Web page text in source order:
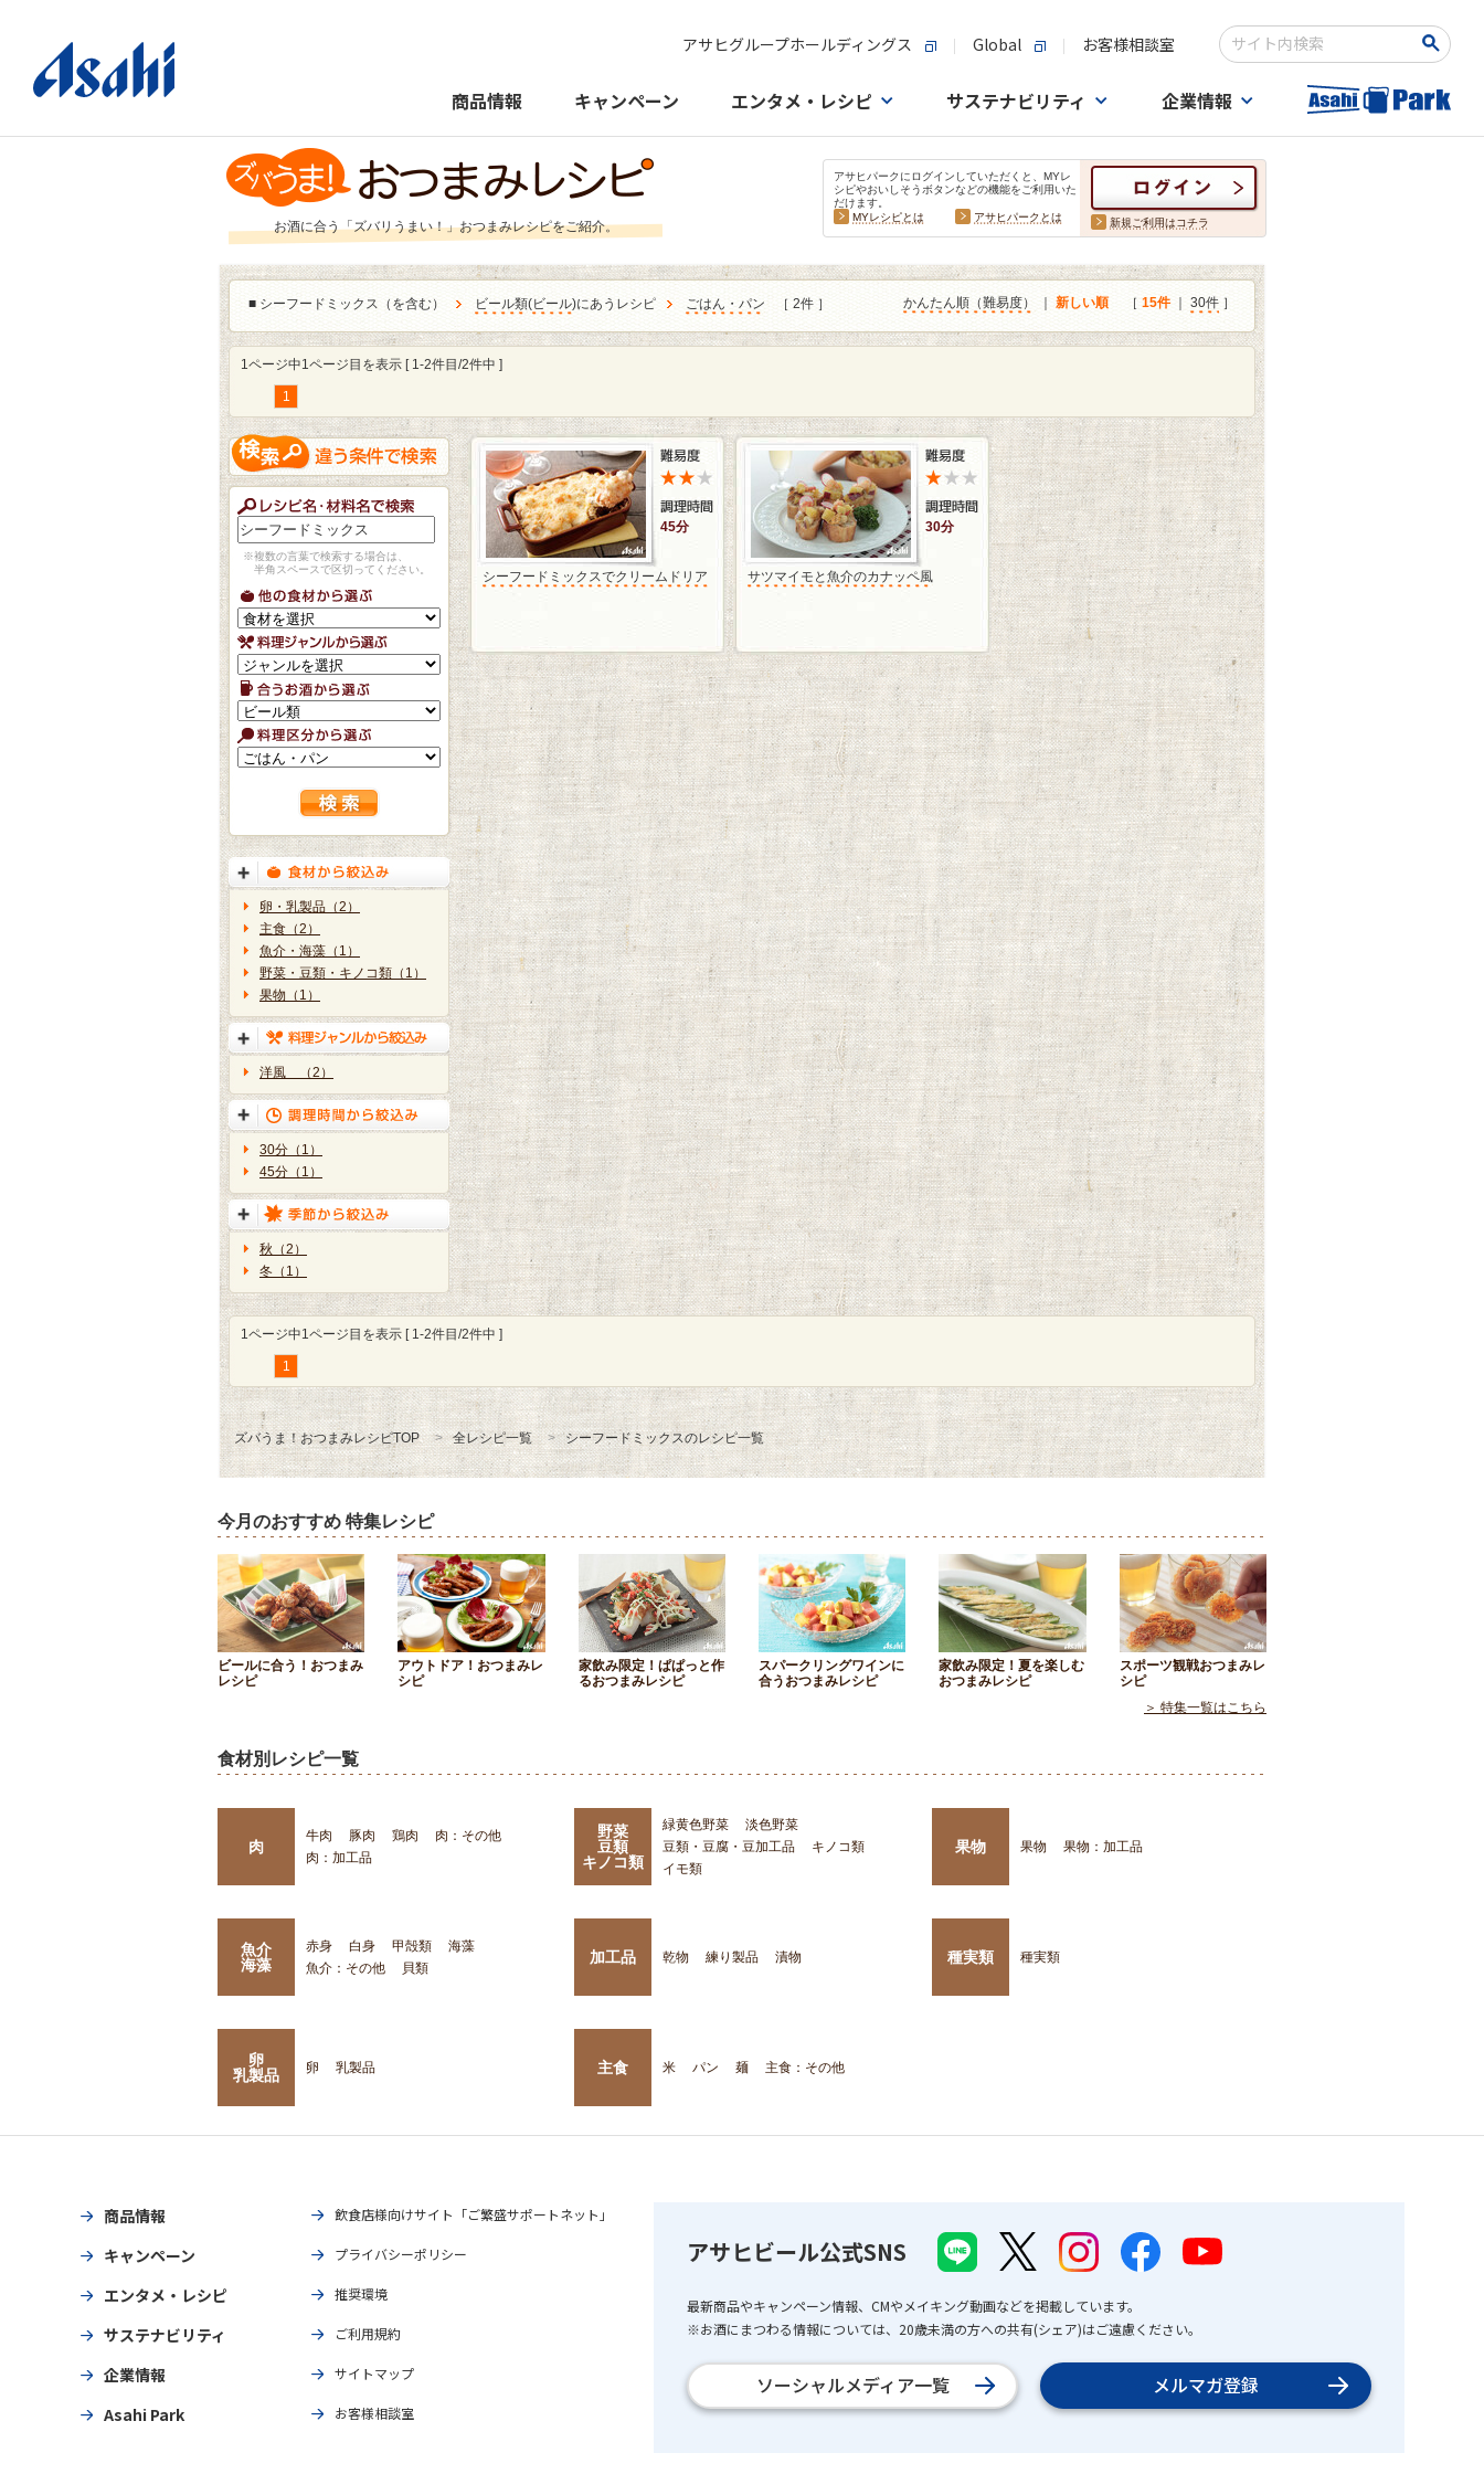
アサヒグループホールディングス Global お客様相談室
検索キーワード入力
商品情報 キャンペーン エンタメ・レシピ サステナビリティ 企業情報
お酒に合う「ズバリうまい！」おつまみレシピをご紹介。
アサヒパークにログインしていただくと、MYレ
シピやおいしそうボタンなどの機能をご利用いた
だけます。
MYレシピとは
アサヒパークとは 新規ご利用はコチラ
■ シーフードミックス（を含む） ビール類(ビール)にあうレシピ ごはん・パン ［ 2件 ］ かんたん順（難易度） 新しい順 ［ 15件｜ 30件 ］
1ページ中1ページ目を表示 [ 1-2件目/2件中 ]
1
※複数の言葉で検索する場合は、
半角スペースで区切ってください。
卵・乳製品（2）
主食（2）
魚介・海藻（1）
野菜・豆類・キノコ類（1）
果物（1）
洋風 （2）
30分（1）
45分（1）
秋（2）
冬（1）
45分
シーフードミックスでクリームドリア
30分
サツマイモと魚介のカナッペ風
1ページ中1ページ目を表示 [ 1-2件目/2件中 ]
1
ズバうま！おつまみレシピTOP 全レシピ一覧 シーフードミックスのレシピ一覧
今月のおすすめ 特集レシピ
ビールに合う！おつまみ
レシピ
アウトドア！おつまみレ
シピ
家飲み限定！ぱぱっと作
るおつまみレシピ
スパークリングワインに
合うおつまみレシピ
家飲み限定！夏を楽しむ
おつまみレシピ
スポーツ観戦おつまみレ
シピ
＞ 特集一覧はこちら
食材別レシピ一覧
肉
牛肉 豚肉 鶏肉
肉：その他
肉：加工品
野菜
豆類
キノコ類
緑黄色野菜
淡色野菜
豆類・豆腐・豆加工品
キノコ類
イモ類
果物 果物 果物：加工品
魚介
海藻
赤身 白身 甲殻類
海藻
魚介：その他
貝類
加工品 乾物 練り製品 漬物 種実類 種実類
卵
乳製品
卵 乳製品 主食 米 パン 麺 主食：その他
商品情報
キャンペーン
エンタメ・レシピ
サステナビリティ
企業情報
Asahi Park
飲食店様向けサイト「ご繁盛サポートネット」
プライバシーポリシー
推奨環境
ご利用規約
サイトマップ
お客様相談室
アサヒビール公式SNS
最新商品やキャンペーン情報、CMやメイキング動画などを掲載しています。
※お酒にまつわる情報については、20歳未満の方への共有(シェア)はご遠慮ください。
ソーシャルメディア一覧 メルマガ登録